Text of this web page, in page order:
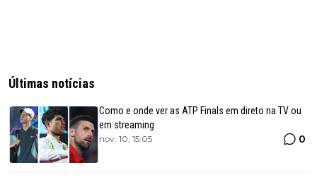
Últimas notícias
Como e onde ver as ATP Finals em direto na TV ou
em streaming
nov. 10, 15:05 0